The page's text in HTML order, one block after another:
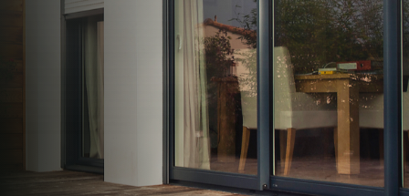
N2PRO Fermetures est votre référent Volet
roulant officiel pour vous apporter : Tarifs directs
usines sans minimum d'achat - Assistance
technique chantier et service réactif avec
07 83 35 69 17